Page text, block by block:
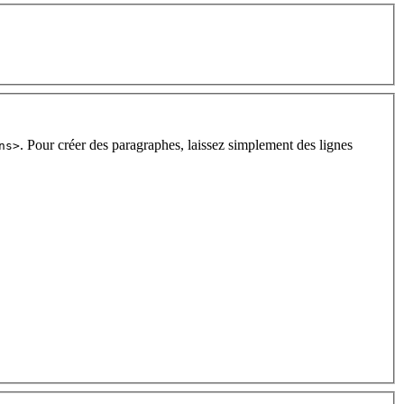
. Pour créer des paragraphes, laissez simplement des lignes